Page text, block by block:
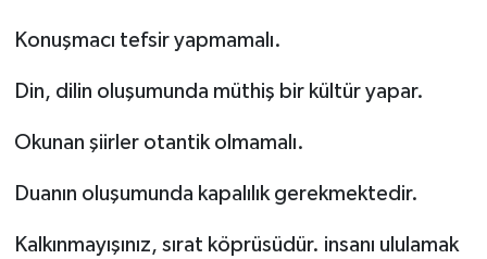
Konuşmacı tefsir yapmamalı.
Din, dilin oluşumunda müthiş bir kültür yapar.
Okunan şiirler otantik olmamalı.
Duanın oluşumunda kapalılık gerekmektedir.
Kalkınmayışınız, sırat köprüsüdür. insanı ululamak